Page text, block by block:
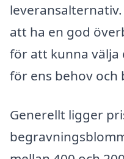
att ha en god
för att kunna välja
för ens behov och
Generellt ligger